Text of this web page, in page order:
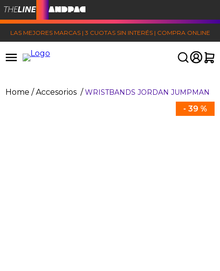
LAS MEJORES MARCAS | 3 CUOTAS SIN INTERÉS | COMPRA ONLINE
Accesorios WRISTBANDS JORDAN JUMPMAN
- 39 %